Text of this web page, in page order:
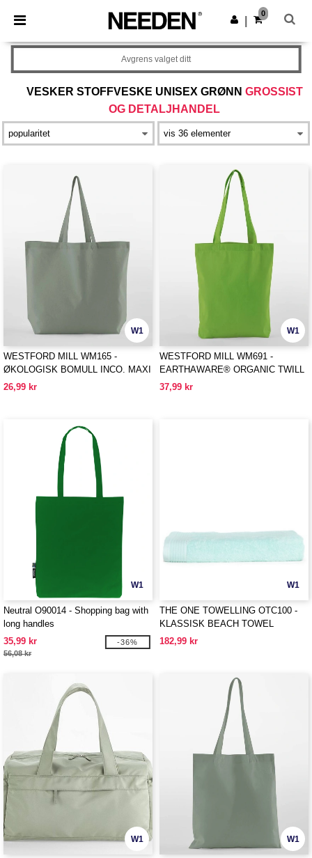
× Needen-app
Bedre priser i appen!
Last ned app
0
VESKER STOFFVESKE UNISEX GRØNN GROSSIST
OG DETALJHANDEL
Avgrens valget ditt
W1
WESTFORD MILL WM165 -
ØKOLOGISK BOMULL INCO. MAXI
BAG FOR LIFE
26,99 kr
W1
WESTFORD MILL WM691 -
EARTHAWARE® ORGANIC TWILL
TOTE
37,99 kr
W1
Neutral O90014 - Shopping bag with
long handles
35,99 kr
56,08 kr
-36%
W1
THE ONE TOWELLING OTC100 -
KLASSISK BEACH TOWEL
182,99 kr
W1 W1